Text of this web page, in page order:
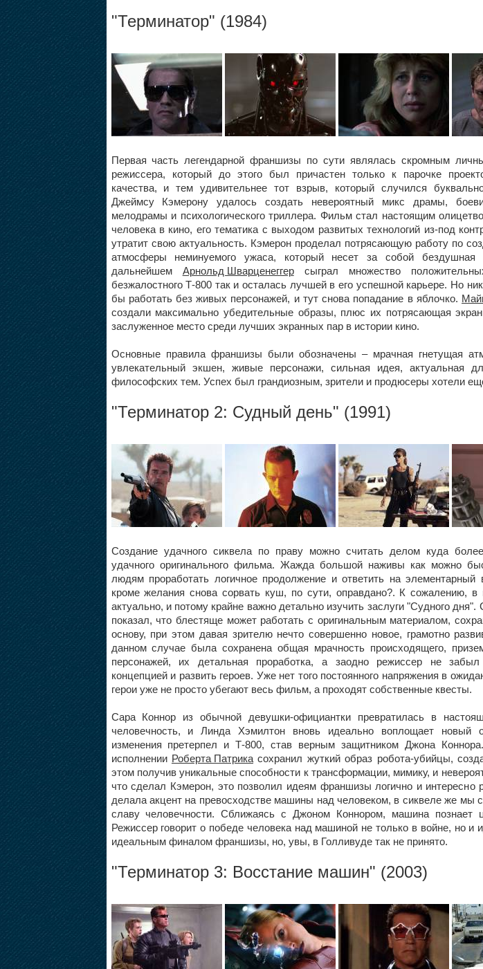
"Терминатор" (1984)
Первая часть легендарной франшизы по сути являлась скромным
режиссера, который до этого был причастен только к парочке
качества, и тем удивительнее тот взрыв, который случился
Джеймсу Кэмерону удалось создать невероятный микс драмы,
мелодрамы и психологического триллера. Фильм стал настоящим
человека в кино, его тематика с выходом развитых технологий из-под
утратит свою актуальность. Кэмерон проделал потрясающую работу по
атмосферы неминуемого ужаса, который несет за собой
дальнейшем Арнольд Шварценеггерсыграл множество
безжалостного Т-800 так и осталась лучшей в его успешной карьере. Но
бы работать без живых персонажей, и тут снова попадание в яблочко.
создали максимально убедительные образы, плюс их потрясающая
заслуженное место среди лучших экранных пар в истории кино.
Основные правила франшизы были обозначены – мрачная гнетущая
увлекательный экшен, живые персонажи, сильная идея, актуальная
философских тем. Успех был грандиозным, зрители и продюсеры хотели
"Терминатор 2: Судный день" (1991)
Создание удачного сиквела по праву можно считать делом куда
удачного оригинального фильма. Жажда большой наживы как можно
людям проработать логичное продолжение и ответить на элементарный
кроме желания снова сорвать куш, по сути, оправдано?. К сожалению,
актуально, и потому крайне важно детально изучить заслуги "Судного
показал, что блестяще может работать с оригинальным материалом,
основу, при этом давая зрителю нечто совершенно новое, грамотно
данном случае была сохранена общая мрачность происходящего,
персонажей, их детальная проработка, а заодно режиссер не забыл
концепцией и развить героев. Уже нет того постоянного напряжения в
герои уже не просто убегают весь фильм, а проходят собственные квесты.
Сара Коннор из обычной девушки-официантки превратилась в
человечность, и Линда Хэмилтон вновь идеально воплощает новый
изменения претерпел и Т-800, став верным защитником Джона
исполнении Роберта Патрикасохранил жуткий образ робота-убийцы,
этом получив уникальные способности к трансформации, мимику, и
что сделал Кэмерон, это позволил идеям франшизы логично и интересно
делала акцент на превосходстве машины над человеком, в сиквеле же мы
славу человечности. Сближаясь с Джоном Коннором, машина познает
Режиссер говорит о победе человека над машиной не только в войне, но и
идеальным финалом франшизы, но, увы, в Голливуде так не принято.
"Терминатор 3: Восстание машин" (2003)